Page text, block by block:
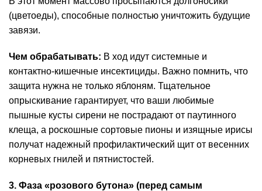
(цветоеды), способные полностью уничтожить будущие
завязи.
Чем обрабатывать: В ход идут системные и
контактно-кишечные инсектициды. Важно помнить, что
защита нужна не только яблоням. Тщательное
опрыскивание гарантирует, что ваши любимые
пышные кусты сирени не пострадают от паутинного
клеща, а роскошные сортовые пионы и изящные ирисы
получат надежный профилактический щит от весенних
корневых гнилей и пятнистостей.
3. Фаза «розового бутона» (перед самым